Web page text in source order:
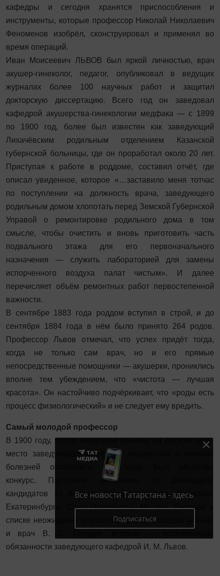
кафедры и сегодня хранятся приспособления и
инструменты, которые профессор Николай Николаевич
Феноменов изобрёл, сконструировал и применял во
время операций.
Иван Моисеевич ЛЬВОВ был яркой личностью, врач
акушер‑гинеколог, педагог, опубликовал в ведущих
журналах более 100 научных работ и защитил
докторскую диссертацию. Всего год он заведовал
кафедрой акушерства‑гинекологии медфака — с 1899
по 1900 год, более был известен как заведующий
Лихачёвским родильным отделением Казанской
губернской больницы, где он проработал около 20 лет.
Приступая к работе в роддоме, составил отчёт, где
описал увиденное, которое «…заставило меня тотчас
по поступлении на должность врача, заведующего
родильным домом хлопотать перед Земской Губернской
Управой о ремонтировке родильного дома в том
смысле, чтобы очистить и вновь приготовить часть
подвального этажа для его первоначального
назначения — служить лабораторией для замены
испорченного воздуха палат чистым». И далее
перечисляет объём ремонтных работ первостепенной
важности.
В сентябре 1883 года роддом вступил в строй, и до
сентября 1884 года в нём было принято 264 родов.
Профессор Львов отмечал, что успех придёт тогда,
когда не только сам врач, но и его прямые
непосредственные помощники — акушерки, прониклись
вполне тем убеждением, что «чистота — лучшая
красота». Он настойчиво подчёркивает, что «роды есть
процесс физиологический» и не следует ему вредить.
Самый молодой профессор
В 1900 году, после новоселья клиники на Арском поле,
место заведующего кафедрой акушерства и женских
болезней оставалось вакантным. Был объявлен
конкурс. Поступили заявления от двенадцати
кандидатов из Казани, Харькова, Киева, Варшавы,
Екатеринбурга, Санкт‑Петербурга, Москвы. Первым в
списке неожиданно для всех оказался молодой учёный
и врач В. С. Груздев, вторым — исполняющий
обязанности заведующего кафедрой И. М. Львов.
Все новости Татарстана - здесь
Подписаться